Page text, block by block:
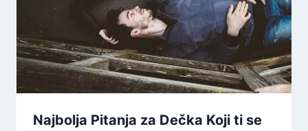
Najbolja Pitanja za Dečka Koji ti se